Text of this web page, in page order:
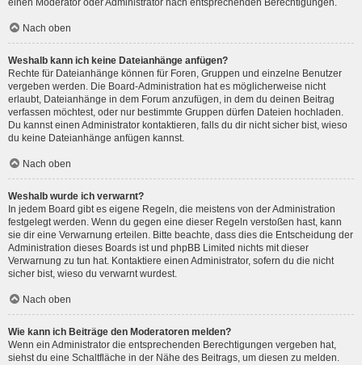
einen Moderator oder Administrator nach entsprechenden Berechtigungen.
Nach oben
Weshalb kann ich keine Dateianhänge anfügen?
Rechte für Dateianhänge können für Foren, Gruppen und einzelne Benutzer
vergeben werden. Die Board-Administration hat es möglicherweise nicht
erlaubt, Dateianhänge in dem Forum anzufügen, in dem du deinen Beitrag
verfassen möchtest, oder nur bestimmte Gruppen dürfen Dateien hochladen.
Du kannst einen Administrator kontaktieren, falls du dir nicht sicher bist, wieso
du keine Dateianhänge anfügen kannst.
Nach oben
Weshalb wurde ich verwarnt?
In jedem Board gibt es eigene Regeln, die meistens von der Administration
festgelegt werden. Wenn du gegen eine dieser Regeln verstoßen hast, kann
sie dir eine Verwarnung erteilen. Bitte beachte, dass dies die Entscheidung der
Administration dieses Boards ist und phpBB Limited nichts mit dieser
Verwarnung zu tun hat. Kontaktiere einen Administrator, sofern du die nicht
sicher bist, wieso du verwarnt wurdest.
Nach oben
Wie kann ich Beiträge den Moderatoren melden?
Wenn ein Administrator die entsprechenden Berechtigungen vergeben hat,
siehst du eine Schaltfläche in der Nähe des Beitrags, um diesen zu melden.